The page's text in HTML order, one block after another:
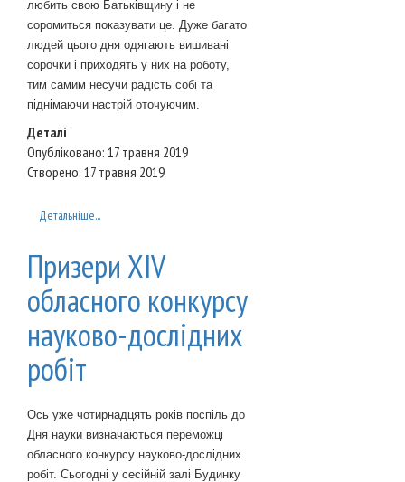
любить свою Батьківщину і не
соромиться показувати це. Дуже багато
людей цього дня одягають вишивані
сорочки і приходять у них на роботу,
тим самим несучи радість собі та
піднімаючи настрій оточуючим.
Деталі
Опубліковано: 17 травня 2019
Створено: 17 травня 2019
Детальніше...
Призери XIV
обласного конкурсу
науково-дослідних
робіт
Ось уже чотирнадцять років поспіль до
Дня науки визначаються переможці
обласного конкурсу науково-дослідних
робіт. Сьогодні у сесійній залі Будинку